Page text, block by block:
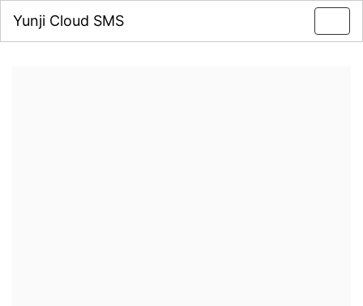
Yunji Cloud SMS